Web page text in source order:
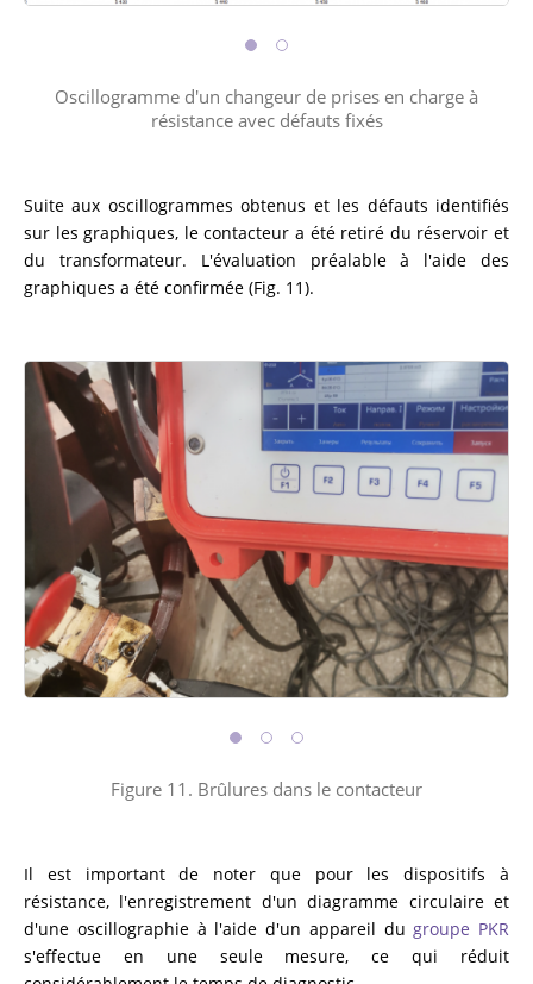
Oscillogramme d'un changeur de prises en charge à
résistance avec défauts fixés
Suite aux oscillogrammes obtenus et les défauts identifiés
sur les graphiques, le contacteur a été retiré du réservoir et
du transformateur. L'évaluation préalable à l'aide des
graphiques a été confirmée (Fig. 11).
Figure 11. Brûlures dans le contacteur
Il est important de noter que pour les dispositifs à
résistance, l'enregistrement d'un diagramme circulaire et
d'une oscillographie à l'aide d'un appareil dugroupe PKR
s'effectue en une seule mesure, ce qui réduit